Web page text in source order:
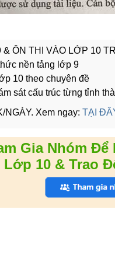
& ÔN THI VÀO LỚP 10
nền tảng lớp 9
10 theo chuyên đề
sát cấu trúc từng tỉnh
NGÀY. Xem ngay: TẠI
Gia Nhóm
Lớp 10 & Trao